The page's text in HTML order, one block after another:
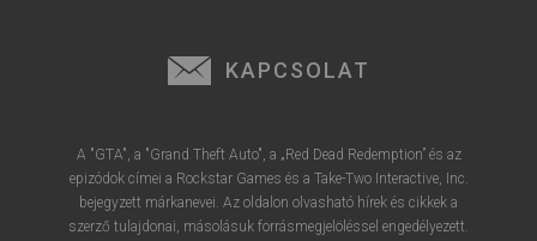
KAPCSOLAT
A "GTA", a "Grand Theft Auto", a „Red Dead Redemption” és az
epizódok címei a Rockstar Games és a Take-Two Interactive, Inc.
bejegyzett márkanevei. Az oldalon olvasható hírek és cikkek a
szerző tulajdonai, másolásuk forrásmegjelöléssel engedélyezett.